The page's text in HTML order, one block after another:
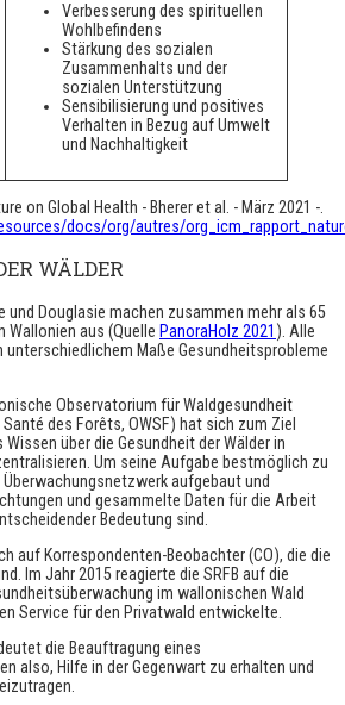
Verbesserung des spirituellen
Wohlbefindens
Stärkung des sozialen
Zusammenhalts und der
sozialen Unterstützung
Sensibilisierung und positives
Verhalten in Bezug auf Umwelt
und Nachhaltigkeit
on Global Health - Bherer et al. - März 2021 -.
docs/org/autres/
WÄLDER
und Douglasie machen zusammen mehr als 65
Wallonien aus (Quelle PanoraHolz 2021 ). Alle
unterschiedlichem Maße Gesundheitsprobleme
Observatorium für Waldgesundheit
des Forêts, OWSF) hat sich zum Ziel
über die Gesundheit der Wälder in
Um seine Aufgabe bestmöglich zu
aufgebaut und
und gesammelte Daten für die Arbeit
Bedeutung sind.
auf Korrespondenten-Beobachter (CO), die die
Im Jahr 2015 reagierte die SRFB auf die
im wallonischen Wald
Service für den Privatwald entwickelte.
die Beauftragung eines
also, Hilfe in der Gegenwart zu erhalten und